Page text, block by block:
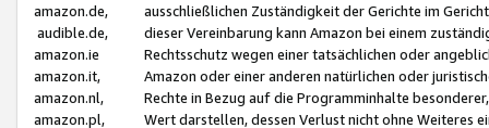
amazon.de,
audible.de,
amazon.ie
amazon.it,
amazon.nl,
amazon.pl,
ausschließlichen Zuständigkeit der Gerichte im
dieser Vereinbarung kann Amazon bei einem
Rechtsschutz wegen einer tatsächlichen oder
Amazon oder einer anderen natürlichen oder
Rechte in Bezug auf die Programminhalte
Wert darstellen, dessen Verlust nicht ohne Weiteres